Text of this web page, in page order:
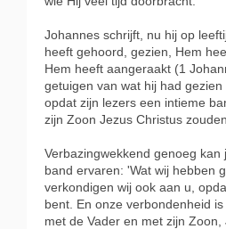
Johannes schrijft, nu hij op
heeft gehoord, gezien, Hem
Hem heeft aangeraakt (1
getuigen van wat hij had gezien
opdat zijn lezers een intieme
zijn Zoon Jezus Christus
Verbazingwekkend genoeg kan
band ervaren: 'Wat wij hebben
verkondigen wij ook aan u,
bent. En onze verbondenheid
met de Vader en met zijn Zoon,